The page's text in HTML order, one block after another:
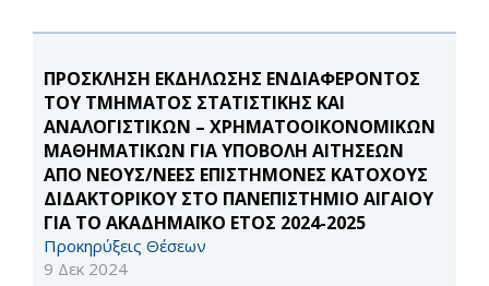
ΠΡΟΣΚΛΗΣΗ ΕΚΔΗΛΩΣΗΣ ΕΝΔΙΑΦΕΡΟΝΤΟΣ
ΤΟΥ ΤΜΗΜΑΤΟΣ ΣΤΑΤΙΣΤΙΚΗΣ ΚΑΙ
ΑΝΑΛΟΓΙΣΤΙΚΩΝ – ΧΡΗΜΑΤΟΟΙΚΟΝΟΜΙΚΩΝ
ΜΑΘΗΜΑΤΙΚΩΝ ΓΙΑ ΥΠΟΒΟΛΗ ΑΙΤΗΣΕΩΝ
ΑΠΟ ΝΕΟΥΣ/ΝΕΕΣ ΕΠΙΣΤΗΜΟΝΕΣ ΚΑΤΟΧΟΥΣ
ΔΙΔΑΚΤΟΡΙΚΟΥ ΣΤΟ ΠΑΝΕΠΙΣΤΗΜΙΟ ΑΙΓΑΙΟΥ
ΓΙΑ ΤΟ ΑΚΑΔΗΜΑΪΚΟ ΕΤΟΣ 2024-2025
Προκηρύξεις Θέσεων
9 Δεκ 2024